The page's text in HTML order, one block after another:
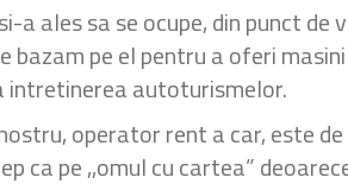
a ales sa se ocupe, din punct
bazam pe el pentru a oferi
intretinerea autoturismelor.
operator rent a car, este
ca pe ,,omul cu cartea”